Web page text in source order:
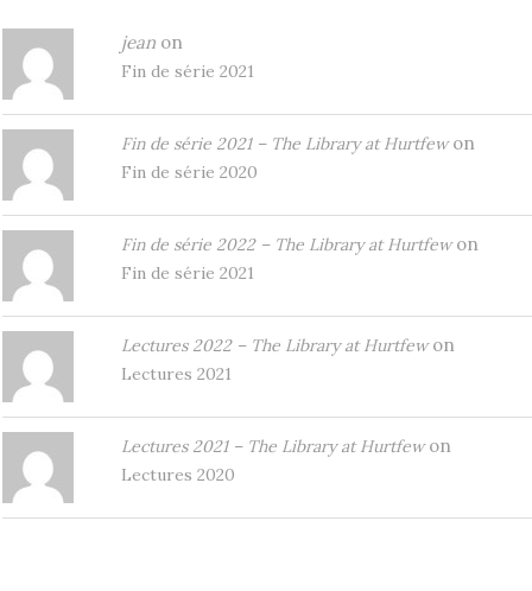
jean on
Fin de série 2021
Fin de série 2021 – The Library at Hurtfewon
Fin de série 2020
Fin de série 2022 – The Library at Hurtfewon
Fin de série 2021
Lectures 2022 – The Library at Hurtfewon
Lectures 2021
Lectures 2021 – The Library at Hurtfewon
Lectures 2020